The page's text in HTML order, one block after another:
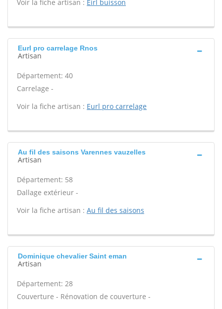
Voir la fiche artisan : Eirl buisson
Eurl pro carrelage Rnos
Artisan
Département: 40
Carrelage -
Voir la fiche artisan : Eurl pro carrelage
Au fil des saisons Varennes vauzelles
Artisan
Département: 58
Dallage extérieur -
Voir la fiche artisan : Au fil des saisons
Dominique chevalier Saint eman
Artisan
Département: 28
Couverture - Rénovation de couverture -